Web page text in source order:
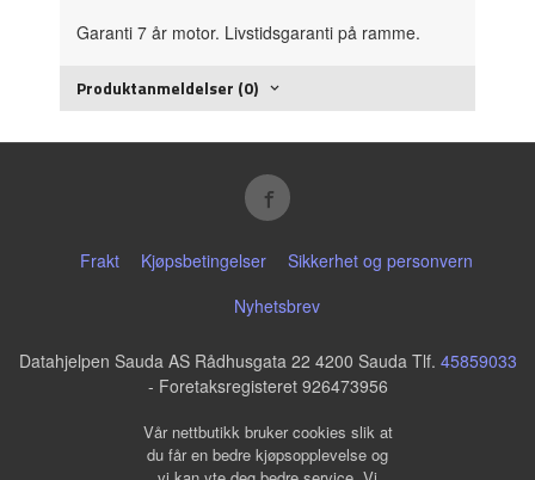
Garanti 7 år motor. Livstidsgaranti på ramme.
Produktanmeldelser (0)
Frakt Kjøpsbetingelser
Sikkerhet og personvern
Nyhetsbrev
Datahjelpen Sauda AS Rådhusgata 22 4200 Sauda Tlf. 45859033
- Foretaksregisteret 926473956
Vår nettbutikk bruker cookies slik at
du får en bedre kjøpsopplevelse og